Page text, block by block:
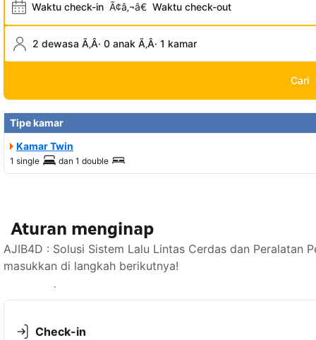
Waktu check-in Ã¢â‚¬â€ Waktu check-out
2 dewasa Ã‚Â· 0 anak Ã‚Â· 1 kamar
Cari
Tipe kamar
Kamar Twin
1 single dan 1 double
Aturan menginap
AJIB4D : Solusi Sistem Lalu Lintas Cerdas dan Peralatan
masukkan di langkah berikutnya!
Lihat ketersediaan
Check-in